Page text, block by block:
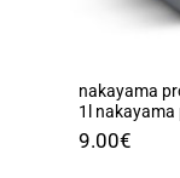
nakayama
1l nakayama
9.00€